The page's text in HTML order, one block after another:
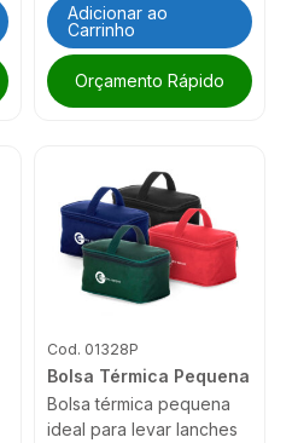
Adicionar ao
Carrinho
Orçamento Rápido
Cod. 01328P
Bolsa Térmica Pequena
Bolsa térmica pequena
ideal para levar lanches